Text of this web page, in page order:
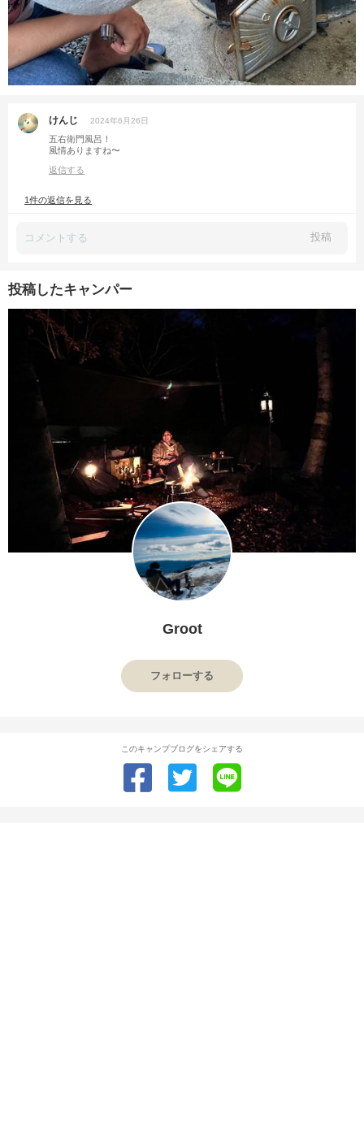
けんじ 2024年6月26日
五右衛門風呂！
風情ありますね〜
返信する
1件の返信を見る
投稿
投稿したキャンパー
Groot
フォローする
このキャンプブログをシェアする